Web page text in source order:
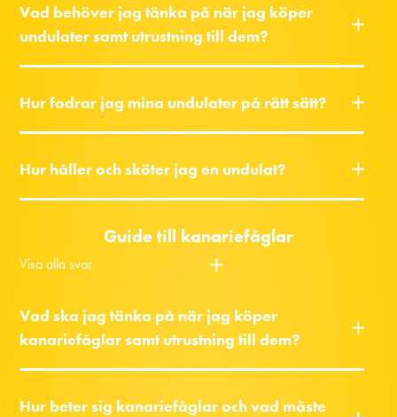
Vad behöver jag tänka på när jag köper
undulater samt utrustning till dem?
Hur fodrar jag mina undulater på rätt sätt?
Hur håller och sköter jag en undulat?
Guide till kanariefåglar
Visa alla svar
Vad ska jag tänka på när jag köper
kanariefåglar samt utrustning till dem?
Hur beter sig kanariefåglar och vad måste